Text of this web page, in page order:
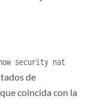
security nat
de
coincida con la